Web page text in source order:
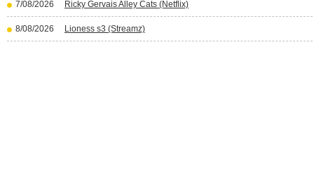
7/08/2026 Ricky Gervais Alley Cats (Netflix)
8/08/2026 Lioness s3 (Streamz)